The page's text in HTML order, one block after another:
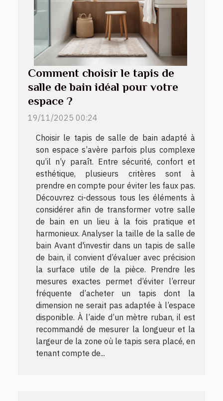
Comment choisir le tapis de
salle de bain idéal pour votre
espace ?
19/11/2025 00:24
Choisir le tapis de salle de bain adapté à
son espace s’avère parfois plus complexe
qu’il n’y paraît. Entre sécurité, confort et
esthétique, plusieurs critères sont à
prendre en compte pour éviter les faux pas.
Découvrez ci-dessous tous les éléments à
considérer afin de transformer votre salle
de bain en un lieu à la fois pratique et
harmonieux. Analyser la taille de la salle de
bain Avant d'investir dans un tapis de salle
de bain, il convient d’évaluer avec précision
la surface utile de la pièce. Prendre les
mesures exactes permet d’éviter l’erreur
fréquente d’acheter un tapis dont la
dimension ne serait pas adaptée à l’espace
disponible. À l’aide d’un mètre ruban, il est
recommandé de mesurer la longueur et la
largeur de la zone où le tapis sera placé, en
tenant compte de...